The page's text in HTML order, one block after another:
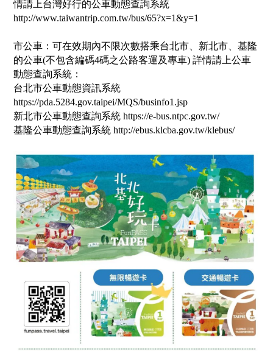
情請上台灣好行的公車動態查詢系統
http://www.taiwantrip.com.tw/bus/65?x=1&y=1
市公車：可在效期內不限次數搭乘台北市、新北市、基隆
的公車(不包含編碼4碼之公路客運及專車) 詳情請上公車
動態查詢系統：
台北市公車動態資訊系統
https://pda.5284.gov.taipei/MQS/businfo1.jsp
新北市公車動態查詢系統 https://e-bus.ntpc.gov.tw/
基隆公車動態查詢系統 http://ebus.klcba.gov.tw/klebus/